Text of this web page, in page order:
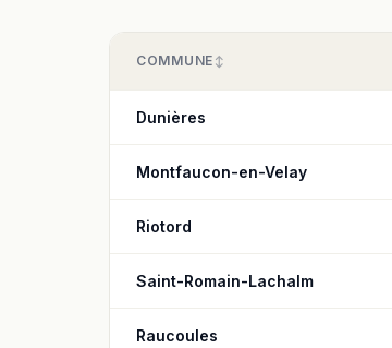
COMMUNE
Dunières
Montfaucon-en-Velay
Riotord
Saint-Romain-Lachalm
Raucoules